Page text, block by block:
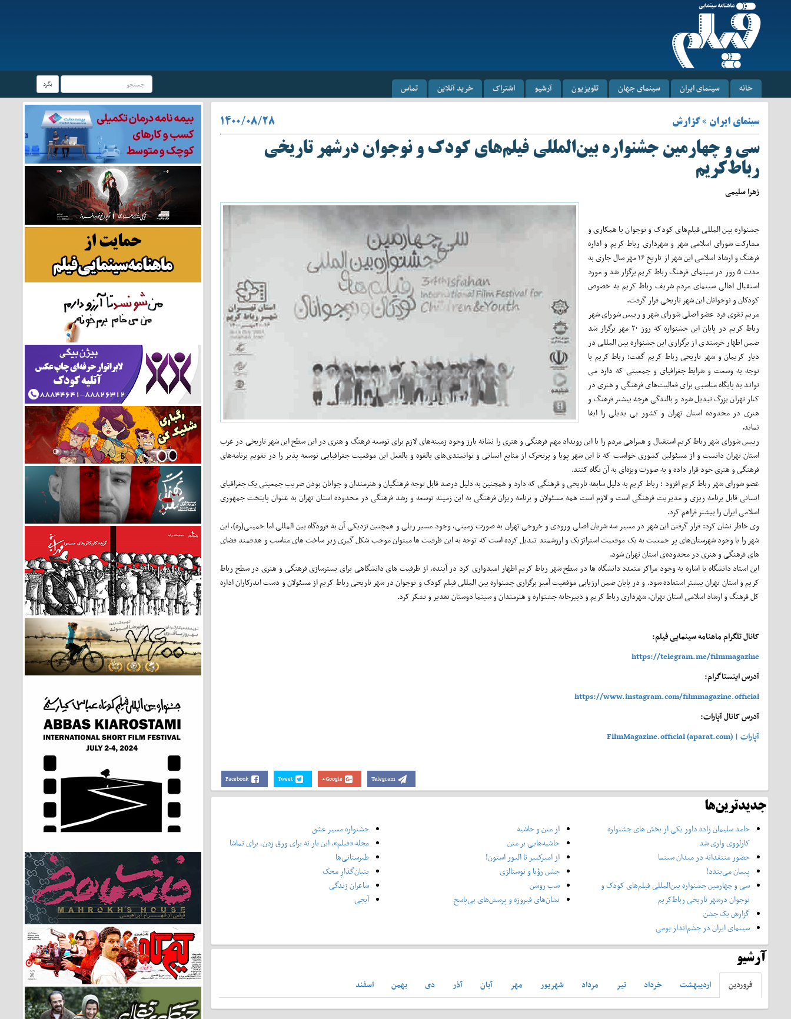
خانه سینمای ایران سینمای جهان تلویزیون آرشیو اشتراک خرید آنلاین تماس بگرد
سینمای ایران » گزارش ۱۴۰۰/۰۸/۲۸
سی و چهارمین جشنواره بین‌المللی فیلم‌های‌ کودک و نوجوان درشهر تاریخی
رباط‌کریم
زهرا سلیمی
جشنواره بین المللی فیلم‌های کودک و نوجوان با همکاری و
مشارکت شورای اسلامی شهر و شهرداری رباط کریم و اداره
فرهنگ و ارشاد اسلامی این شهر از تاریخ ۱۶ مهر سال جاری به
مدت ۵ روز در سینمای فرهنگ رباط کریم برگزار شد و مورد
استقبال اهالی سینمای مردم شریف رباط کریم به خصوص
کودکان و نوجوانان این شهر تاریخی قرار گرفت.
مریم تقوی فرد عضو اصلی شورای شهر و رییس شورای شهر
رباط کریم در پایان این جشنواره که روز ۲۰ مهر برگزار شد
ضمن اظهار خرسندی از برگزاری این جشنواره بین المللی در
دیار کریمان و شهر تاریخی رباط کریم گفت: رباط کریم با
توجه به وسعت و شرایط جغرافیای و جمعیتی که دارد می
تواند به پایگاه مناسبی برای فعالیت‌های فرهنگی و هنری در
کنار تهران بزرگ تبدیل شود و بالندگی هرچه بیشتر فرهنگ‌ و
هنری در محدوده استان تهران و کشور بی بدیلی را ایفا
نماید.
رییس شورای شهر رباط کریم استقبال و همراهی مردم را با این رویداد مهم فرهنگی و هنری را نشانه بارز وجود زمینه‌های لازم برای توسعه فرهنگ و هنری در این سطح این شهر تاریخی در غرب
استان تهران دانست و از مسئولین کشوری خواست که تا این شهر پویا و پرتحرک از منابع انسانی و توانمندی‌های بالقوه و بالفعل این موقعیت جغرافیایی توسعه پذیر را در تقویم برنامه‌های
فرهنگی و هنری خود قرار داده و به صورت ویژه‌ای به آن نگاه کنند.
عضو شورای شهر رباط کریم افزود : رباط کریم به دلیل سابقه تاریخی و فرهنگی که دارد و همچنین به دلیل درصد قابل توجه فرهنگیان و هنرمندان و جوانان بودن ضریب جمعیتی یک جغرافیای
انسانی قابل برنامه ریزی و مدیریت فرهنگی است و لازم است همه مسئولان و برنامه ریزان فرهنگی به این زمینه توسعه و رشد فرهنگی در محدوده استان تهران به عنوان پایتخت جمهوری
اسلامی ایران را بیشتر فراهم کرد.
وی خاطر نشان کرد: قرار گرفتن این شهر در مسیر سه شریان اصلی ورودی و خروجی تهران به صورت زمینی، وجود مسیر ریلی و همچنین نزدیکی آن به فرودگاه بین المللی اما خمینی(ره)، این
شهر را با وجود شهرستان‌های پر جمعیت به یک موقعیت استراتژیک و ارزشمند تبدیل کرده است که توجه به این ظرفیت ها میتوان موجب شکل گیری زیر ساخت های مناسب و هدفمند فضای
های فرهنگی و هنری در محدوده‌ی استان تهران شود.
این استاد دانشگاه با اشاره به وجود مراکز متعدد دانشگاه ها در سطح شهر رباط کریم اظهار امیدواری کرد در آینده، از ظرفیت های دانشگاهی برای بسترسازی فرهنگی و هنری در سطح رباط
کریم و استان تهران بیشتر استفاده شود. و در پایان ضمن ارزیابی موفقیت آمیز برگزاری جشنواره بین المللی فیلم کودک و نوجوان در شهر تاریخی رباط کریم از مسئولان و دست اندرکاران اداره
کل فرهنگ و ارشاد اسلامی استان تهران، شهرداری رباط کریم و دبیرخانه جشنواره و هنرمندان و سینما دوستان تقدیر و تشکر کرد.
کانال تلگرام ماهنامه سینمایی فیلم:
https://telegram.me/filmmagazine
آدرس اینستاگرام:
https://www.instagram.com/filmmagazine.official
آدرس کانال آپارات:
آپارات | FilmMagazine.official (aparat.com)
Facebook Tweet Google+ Telegram
جدیدترین‌ها
حامد سلیمان زاده داور یکی از بخش های جشنواره
کارلووی واری شد
حضور منتقدانه در میدان سینما
پیمان می‌بندد!
سی و چهارمین جشنواره بین‌المللی فیلم‌های‌ کودک و
نوجوان درشهر تاریخی رباط‌کریم
گزارش یک جشن
سینمای ایران در چشم‌انداز بومی
از متن و حاشیه
حاشیه‌هایی بر متن
از امیرکبیر تا الیور استون!
جشن رؤیا و نوستالژی
شب روشن
نشان‌های فیروزه و پرسش‌های بی‌پاسخ
جشنواره مسیر عشق
مجله «فیلم»، این بار نه برای ورق زدن، برای تماشا
طبرستانی‌ها
بنیان‌گذارِ محک
شاعران زندگی
آبجی
آرشیو
فروردين ارديبهشت خرداد تير مرداد شهريور مهر آبان آذر دی بهمن اسفند